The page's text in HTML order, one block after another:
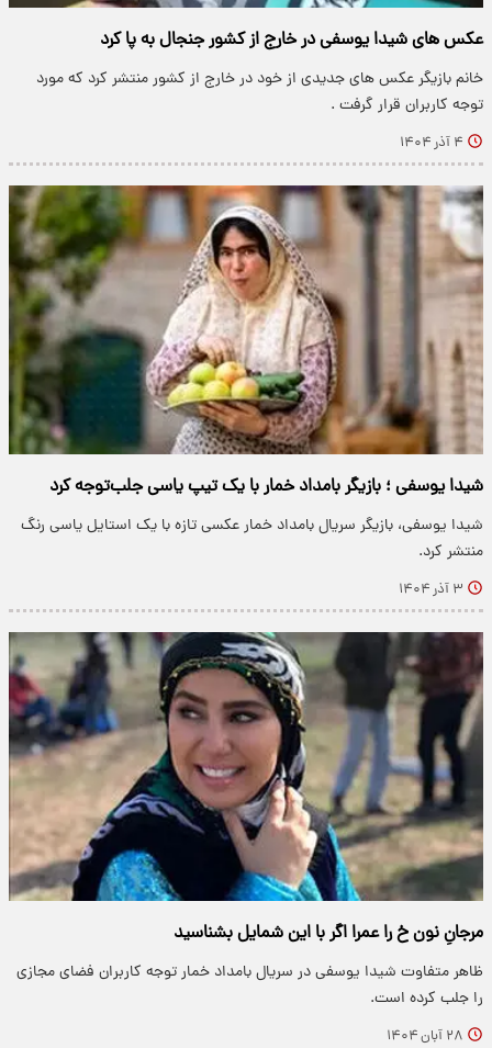
عکس های شیدا یوسفی در خارج از کشور جنجال به پا کرد
خانم بازیگر عکس های جدیدی از خود در خارج از کشور منتشر کرد که مورد
توجه کاربران قرار گرفت .
۴ آذر ۱۴۰۴
شیدا یوسفی ؛ بازیگر بامداد خمار با یک تیپ یاسی جلب‌توجه کرد
شیدا یوسفی، بازیگر سریال بامداد خمار عکسی تازه با یک استایل یاسی رنگ
منتشر کرد.
۳ آذر ۱۴۰۴
مرجانِ نون خ را عمرا اگر با این شمایل بشناسید
ظاهر متفاوت شیدا یوسفی در سریال بامداد خمار توجه کاربران فضای مجازی
را جلب کرده است.
۲۸ آبان ۱۴۰۴